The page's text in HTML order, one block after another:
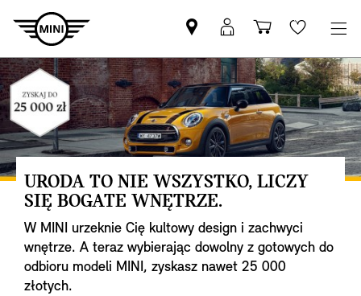
Znajdź
Partnera
MINI
Logowanie
MyMini
KoszykWishlist
URODA TO NIE WSZYSTKO, LICZY
SIĘ BOGATE WNĘTRZE.
W MINI urzeknie Cię kultowy design i zachwyci
wnętrze. A teraz wybierając dowolny z gotowych do
odbioru modeli MINI, zyskasz nawet 25 000
złotych.